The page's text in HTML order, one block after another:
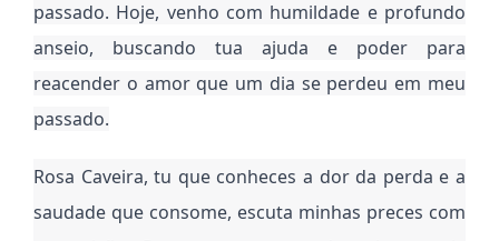
passado. Hoje, venho com humildade e profundo
anseio, buscando tua ajuda e poder para
reacender o amor que um dia se perdeu em meu
passado.
Rosa Caveira, tu que conheces a dor da perda e a
saudade que consome, escuta minhas preces com